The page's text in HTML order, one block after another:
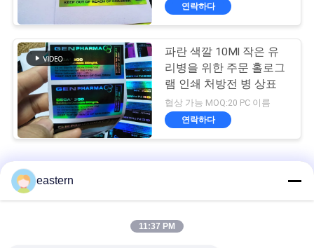
연락하다
파란 색깔 10Ml 작은 유
리병을 위한 주문 홀로그
램 인쇄 처방전 병 상표
협상 가능 MOQ:20 PC 이름
연락하다
10mL 작은 유리병 상표
티르제 파티드 20mg 2 ML 펩타이드 바이알 병 라벨 스티커 인쇄
GHRP6 5MG 2 MLB 병 라벨 스티커 인쇄 펩타이드 분말 라벨
eastern
11:37 PM